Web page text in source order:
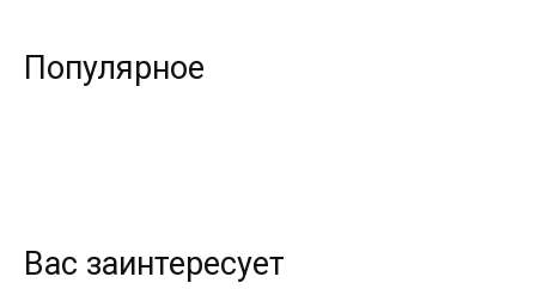
Популярное
Вас заинтересует